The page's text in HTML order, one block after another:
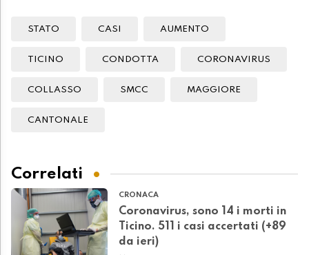
STATO CASI AUMENTO
TICINO CONDOTTA CORONAVIRUS
COLLASSO SMCC MAGGIORE
CANTONALE
Correlati
CRONACA
Coronavirus, sono 14 i morti in
Ticino. 511 i casi accertati (+89
da ieri)